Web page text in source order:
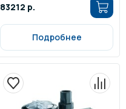
83212 р.
Подробнее